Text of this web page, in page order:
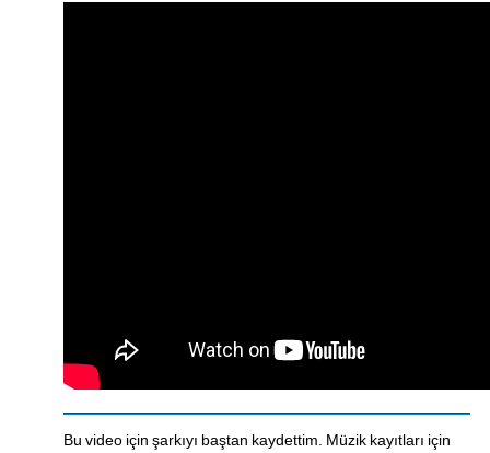
Bu video için şarkıyı baştan kaydettim. Müzik kayıtları için